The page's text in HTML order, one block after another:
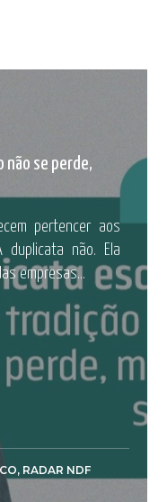
não se perde,
pertencer aos
duplicata não. Ela
empresas...
, RADAR NDF